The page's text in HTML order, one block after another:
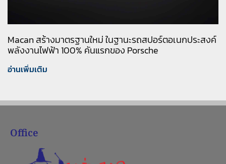
Macan สร้างมาตรฐานใหม่ ในฐานะรถสปอร์ตอเนกประสงค์
พลังงานไฟฟ้า 100% คันแรกของ Porsche
อ่านเพิ่มเติม
Office